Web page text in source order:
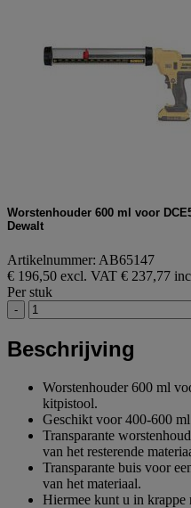
Worstenhouder 600 ml voor
Dewalt
Artikelnummer: AB65147
€ 196,50 excl. VAT € 237,77
Per stuk
-
Beschrijving
Worstenhouder 600 ml
kitpistool.
Geschikt voor 400-600
Transparante
van het resterende
Transparante buis voor
van het materiaal.
Hiermee kunt u in krappe